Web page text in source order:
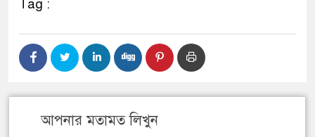
Tag :
আপনার মতামত লিখুন